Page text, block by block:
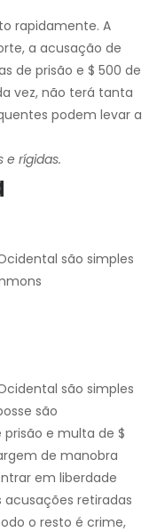
rapidamente. A
a acusação de
de prisão e $ 500 de
vez, não terá tanta
podem levar a
e rígidas.
são simples
são simples
são
e multa de $
de manobra
em liberdade
retiradas
o resto é crime,